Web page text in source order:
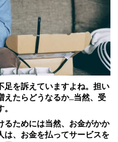
足を訴えていますよね。担い
えたらどうなるか…当然、受
るためには当然、お金がかか
は、お金を払ってサービスを